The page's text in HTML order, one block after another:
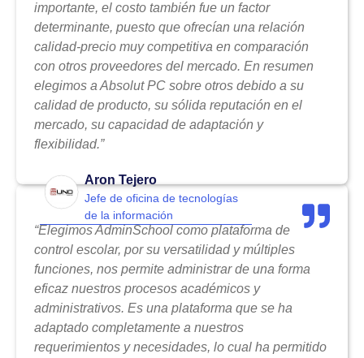
importante, el costo también fue un factor
determinante, puesto que ofrecían una relación
calidad-precio muy competitiva en comparación
con otros proveedores del mercado. En resumen
elegimos a Absolut PC sobre otros debido a su
calidad de producto, su sólida reputación en el
mercado, su capacidad de adaptación y
flexibilidad.”
Aron Tejero
Jefe de oficina de tecnologías
de la información
“Elegimos AdminSchool como plataforma de
control escolar, por su versatilidad y múltiples
funciones, nos permite administrar de una forma
eficaz nuestros procesos académicos y
administrativos. Es una plataforma que se ha
adaptado completamente a nuestros
requerimientos y necesidades, lo cual ha permitido